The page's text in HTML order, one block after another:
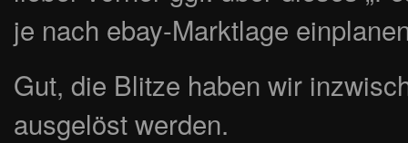
je nach ebay-Marktlage
Gut, die Blitze haben wir
ausgelöst werden.